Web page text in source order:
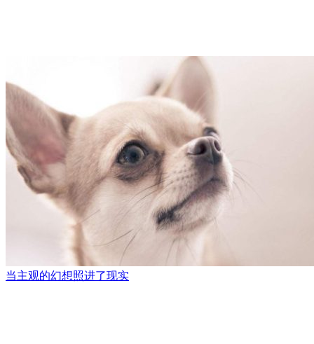
当主观的幻想照进了现实